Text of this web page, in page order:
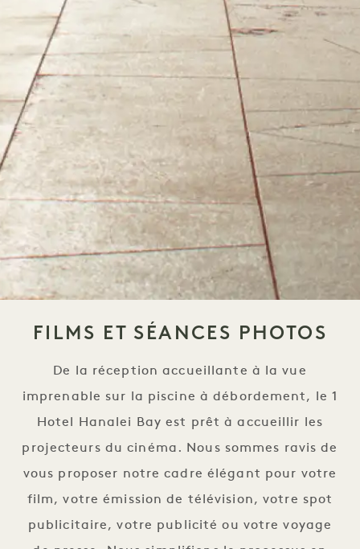
FILMS ET SÉANCES PHOTOS
De la réception accueillante à la vue
imprenable sur la piscine à débordement, le 1
Hotel Hanalei Bay est prêt à accueillir les
projecteurs du cinéma. Nous sommes ravis de
vous proposer notre cadre élégant pour votre
film, votre émission de télévision, votre spot
publicitaire, votre publicité ou votre voyage